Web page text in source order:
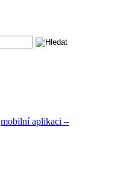
mobilní aplikaci –